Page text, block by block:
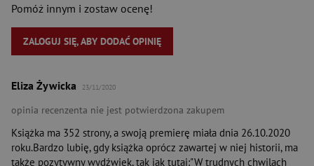
Pomóż innym i zostaw ocenę!
ZALOGUJ SIĘ, ABY DODAĆ OPINIĘ
Eliza Żywicka 23/11/2020
opinia recenzenta nie jest potwierdzona zakupem
Książka ma 352 strony, a swoją premierę miała dnia 26.10.2020
roku.Bardzo lubię, gdy książka oprócz zawartej w niej historii, ma
także pozytywny wydźwięk, tak jak tutaj:"W trudnych chwilach